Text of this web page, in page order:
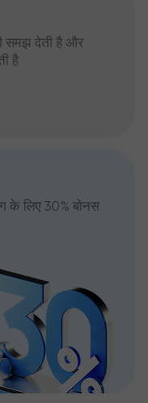
समझ देती है और
है
के लिए 30% बोनस